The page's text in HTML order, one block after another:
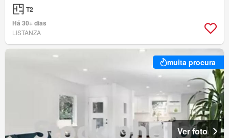
T2
Há 30+ dias
LISTANZA
muita procura
Ver foto